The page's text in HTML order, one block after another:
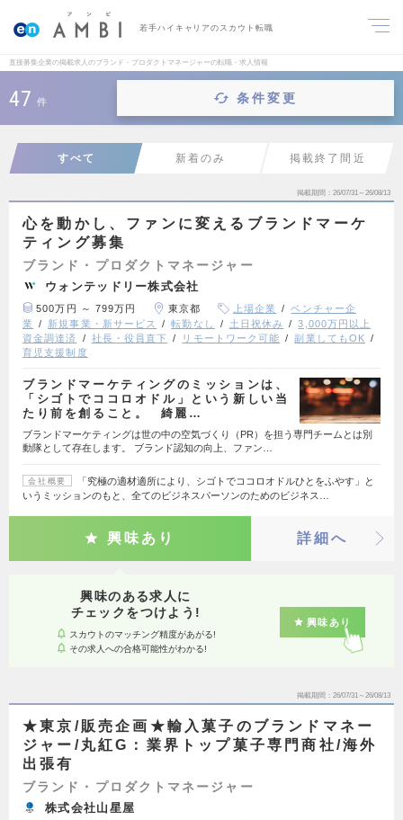
若手ハイキャリアのスカウト転職
直接募集企業の掲載求人のブランド・プロダクトマネージャーの転職・求人情報
47 件 条件変更
すべて 新着のみ 掲載終了間近
掲載期間 26/07/31～26/08/13
心を動かし、ファンに変えるブランドマーケ
ティング募集
ブランド・プロダクトマネージャー
ウォンテッドリー株式会社
500万円 ～ 799万円 東京都 上場企業
ベンチャー企
業
新規事業・新サービス 転勤なし 土日祝休み
3,000万円以上
資金調達済
社長・役員直下 リモートワーク可能
副業してもOK
育児支援制度
ブランドマーケティングのミッションは、
「シゴトでココロオドル」という新しい当
たり前を創ること。 綺麗…
ブランドマーケティングは世の中の空気づくり（PR）を担う専門チームとは別
動隊として存在します。 ブランド認知の向上、ファン…
会社概要
「究極の適材適所により、シゴトでココロオドルひとをふやす」と
いうミッションのもと、全てのビジネスパーソンのためのビジネス…
興味あり 詳細へ
興味のある求人に
チェックをつけよう!
スカウトのマッチング精度があがる!
その求人への合格可能性がわかる!
興味あり
掲載期間 26/07/31～26/08/13
★東京/販売企画★輸入菓子のブランドマネー
ジャー/丸紅G：業界トップ菓子専門商社/海外
出張有
ブランド・プロダクトマネージャー
株式会社山星屋